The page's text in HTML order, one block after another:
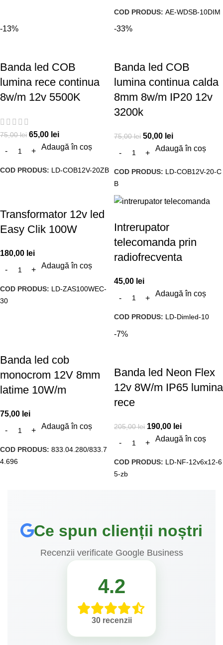
COD PRODUS: AE-WDSB-10DIM
-13%
Banda led COB
lumina rece continua
8w/m 12v 5500K
75,00lei 65,00 lei
Adaugă în coș
COD PRODUS: LD-COB12V-20ZB
-33%
Banda led COB
lumina continua calda
8mm 8w/m IP20 12v
3200k
75,00lei 50,00 lei
Adaugă în coș
COD PRODUS: LD-COB12V-20-C
B
Transformator 12v led
Easy Clik 100W
180,00 lei
Adaugă în coș
COD PRODUS: LD-ZAS100WEC-
30
Intrerupator
telecomanda prin
radiofrecventa
45,00 lei
Adaugă în coș
COD PRODUS: LD-Dimled-10
Banda led cob
monocrom 12V 8mm
latime 10W/m
75,00 lei
Adaugă în coș
COD PRODUS: 833.04.280/833.7
4.696
-7%
Banda led Neon Flex
12v 8W/m IP65 lumina
rece
205,00lei 190,00 lei
Adaugă în coș
COD PRODUS: LD-NF-12v6x12-6
5-zb
Ce spun clienții noștri
Recenzii verificate Google Business
4.2
30 recenzii